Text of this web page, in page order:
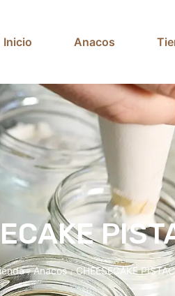
Inicio Anacos
/ Anacos / CHEESECAKE